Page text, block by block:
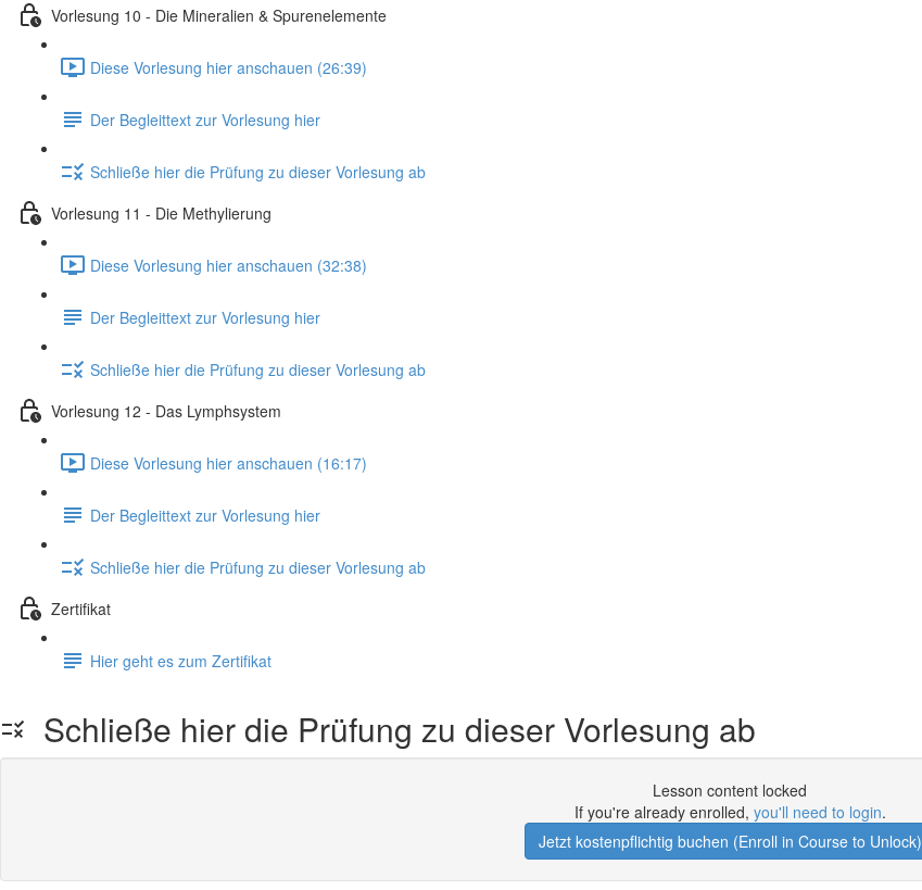
Vorlesung 10 - Die Mineralien & Spurenelemente
Diese Vorlesung hier anschauen (26:39)
Der Begleittext zur Vorlesung hier
Schließe hier die Prüfung zu dieser Vorlesung ab
Vorlesung 11 - Die Methylierung
Diese Vorlesung hier anschauen (32:38)
Der Begleittext zur Vorlesung hier
Schließe hier die Prüfung zu dieser Vorlesung ab
Vorlesung 12 - Das Lymphsystem
Diese Vorlesung hier anschauen (16:17)
Der Begleittext zur Vorlesung hier
Schließe hier die Prüfung zu dieser Vorlesung ab
Zertifikat
Hier geht es zum Zertifikat
Schließe hier die Prüfung zu dieser Vorlesung ab
Lesson content locked
If you're already enrolled, you'll need to login.
Jetzt kostenpflichtig buchen (Enroll in Course to Unlock)